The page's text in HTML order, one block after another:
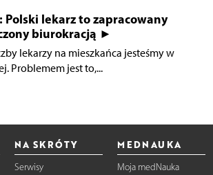
Polski lekarz to zapracowany
biurokracją ►
lekarzy na mieszkańca jesteśmy w
Problemem jest to,...
NA SKRÓTY
Serwisy
MEDNAUKA
Moja medNauka